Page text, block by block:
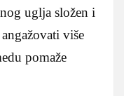
uglja složen i
više
pomaže